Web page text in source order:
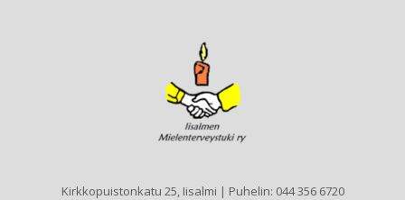
Kirkkopuistonkatu 25, Iisalmi | Puhelin: 044 356 6720